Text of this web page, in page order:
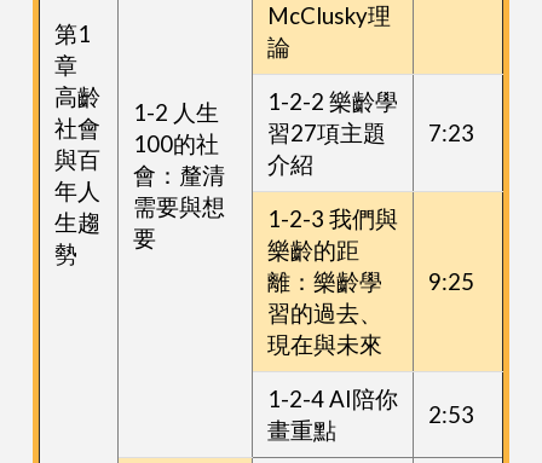
第1
章
高齡
社會
與百
年人
生趨
勢
1-2 人生
100的社
會：釐清
需要與想
要
McClusky理
論
1-2-2 樂齡學
習27項主題
介紹
7:23
1-2-3 我們與
樂齡的距
離：樂齡學
習的過去、
現在與未來
9:25
1-2-4 AI陪你
畫重點
2:53